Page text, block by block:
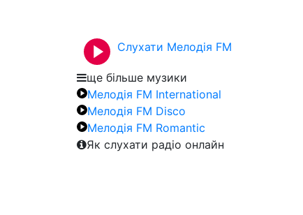
Слухати Мелодія FM
ще більше музики
Мелодія FM International
Мелодія FM Disco
Мелодія FM Romantic
Як слухати радіо онлайн